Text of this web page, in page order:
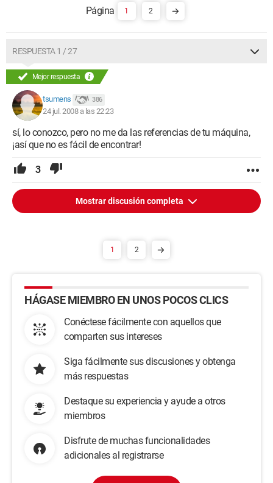
1 2
RESPUESTA 1 / 27
Mejor respuesta
tsumens 386
24 jul. 2008 a las 22:23
sí, lo conozco, pero no me da las referencias de tu máquina,
¡así que no es fácil de encontrar!
3
Mostrar discusión completa
1 2
HÁGASE MIEMBRO EN UNOS POCOS CLICS
Conéctese fácilmente con aquellos que
comparten sus intereses
Siga fácilmente sus discusiones y obtenga
más respuestas
Destaque su experiencia y ayude a otros
miembros
Disfrute de muchas funcionalidades
adicionales al registrarse